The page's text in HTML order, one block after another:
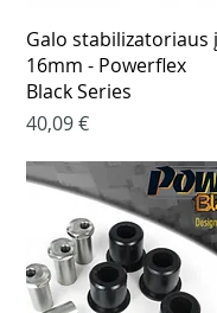
Greita
Galo stabilizatoriaus
16mm - Powerflex
Black Series
Kaina
40,09 €